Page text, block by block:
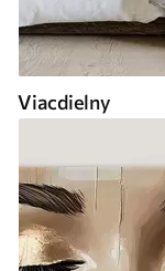
Viacdielny